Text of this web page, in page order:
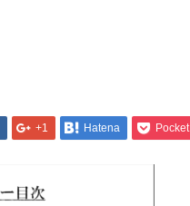
+1 Hatena Pocket